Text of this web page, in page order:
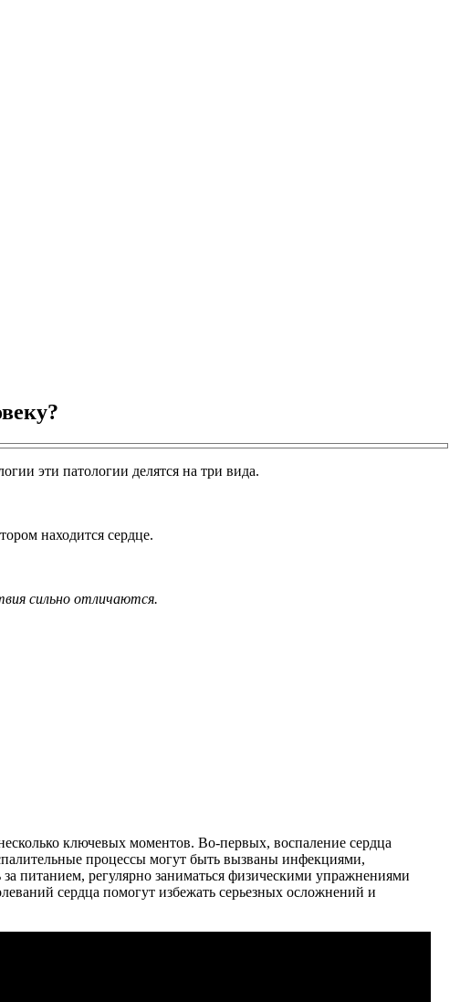
эти патологии делятся на три вида.
находится сердце.
сильно отличаются.
ключевых моментов. Во-первых, воспаление сердца
процессы могут быть вызваны инфекциями,
питанием, регулярно заниматься физическими упражнениями
сердца помогут избежать серьезных осложнений и